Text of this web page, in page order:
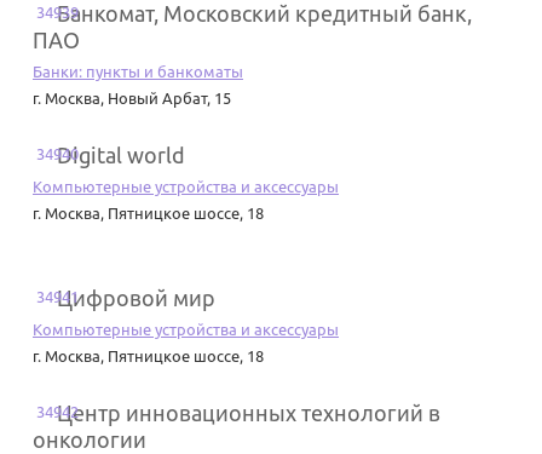
34939Банкомат, Московский кредитный банк,
ПАО
Банки: пункты и банкоматы
г. Москва, Новый Арбат, 15
34940Digital world
Компьютерные устройства и аксессуары
г. Москва, Пятницкое шоссе, 18
34941Цифровой мир
Компьютерные устройства и аксессуары
г. Москва, Пятницкое шоссе, 18
34942Центр инновационных технологий в
онкологии